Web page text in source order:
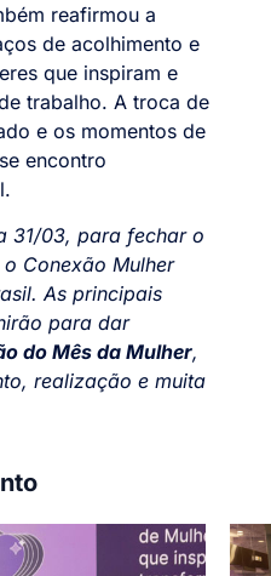
reafirmou a
de acolhimento e
que inspiram e
trabalho. A troca de
e os momentos de
encontro
31/03, para fechar o
Conexão Mulher
As principais
para dar
do Mês da Mulher,
realização e muita